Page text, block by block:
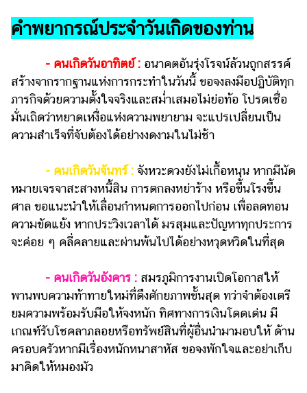
ออนไลน์
เรียน
ออนไลน์
ติดต่อ
โฆษณา
แจ้ง
งาน
กับ
เรา
คำพยากรณ์ประจำวันเกิดของท่าน
- คนเกิดวันอาทิตย์ : อนาคตอันรุ่งโรจน์ล้วนถูกสรรค์
สร้างจากรากฐานแห่งการกระทำในวันนี้ ขอจงลงมือปฏิบัติทุก
ภารกิจด้วยความตั้งใจจริงและสม่ำเสมอไม่ย่อท้อ โปรดเชื่อ
มั่นเถิดว่าหยาดเหงื่อแห่งความพยายาม จะแปรเปลี่ยนเป็น
ความสำเร็จที่จับต้องได้อย่างงดงามในไม่ช้า
- คนเกิดวันจันทร์ : จังหวะดวงยังไม่เกื้อหนุน หากมีนัด
หมายเจรจาสะสางหนี้สิน การตกลงหย่าร้าง หรือขึ้นโรงขึ้น
ศาล ขอแนะนำให้เลื่อนกำหนดการออกไปก่อน เพื่อลดทอน
ความขัดแย้ง หากประวิงเวลาได้ มรสุมและปัญหาทุกประการ
จะค่อย ๆ คลี่คลายและผ่านพ้นไปได้อย่างหวุดหวิดในที่สุด
- คนเกิดวันอังคาร : สมรภูมิการงานเปิดโอกาสให้
พานพบความท้าทายใหม่ที่ดึงศักยภาพขั้นสุด ทว่าจำต้องเตรี
ยมความพร้อมรับมือให้จงหนัก ทิศทางการเงินโดดเด่น มี
เกณฑ์รับโชคลาภลอยหรือทรัพย์สินที่ผู้อื่นนำมามอบให้ ด้าน
ครอบครัวหากมีเรื่องหนักหนาสาหัส ขอจงพักใจและอย่าเก็บ
มาคิดให้หมองมัว